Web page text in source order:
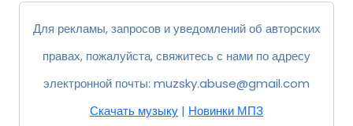
Для рекламы, запросов и уведомлений об авторских
правах, пожалуйста, свяжитесь с нами по адресу
электронной почты: muzsky.abuse@gmail.com
Скачать музыку | Новинки МП3